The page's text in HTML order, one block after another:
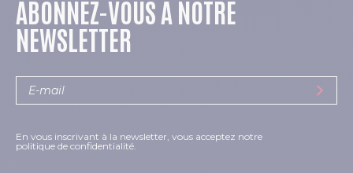
ABONNEZ-VOUS À NOTRE
NEWSLETTER
En vous inscrivant à la newsletter, vous acceptez notre
politique de confidentialité.